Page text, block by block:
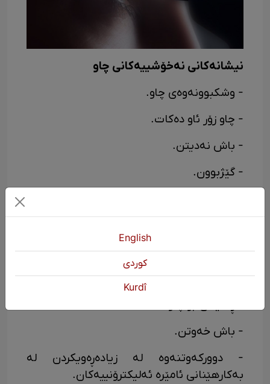
نیشانەکانی نەخۆشییەکانی چاو
- وشکبوونەوەی چاو.
- چاو زۆر ئاو دەکات.
- باش نەدیتن.
- گێژبوون.
دەرمانکردنی نەخۆشییەکانی چاو
- خواردنی خۆراکی باش.
- باش خەوتن.
- دوورکەوتنەوە لە زیادەڕەویکردن لە
بەکارهێنانی ئامێرە ئەلیکترۆنییەکان.
English
كوردی
Kurdî